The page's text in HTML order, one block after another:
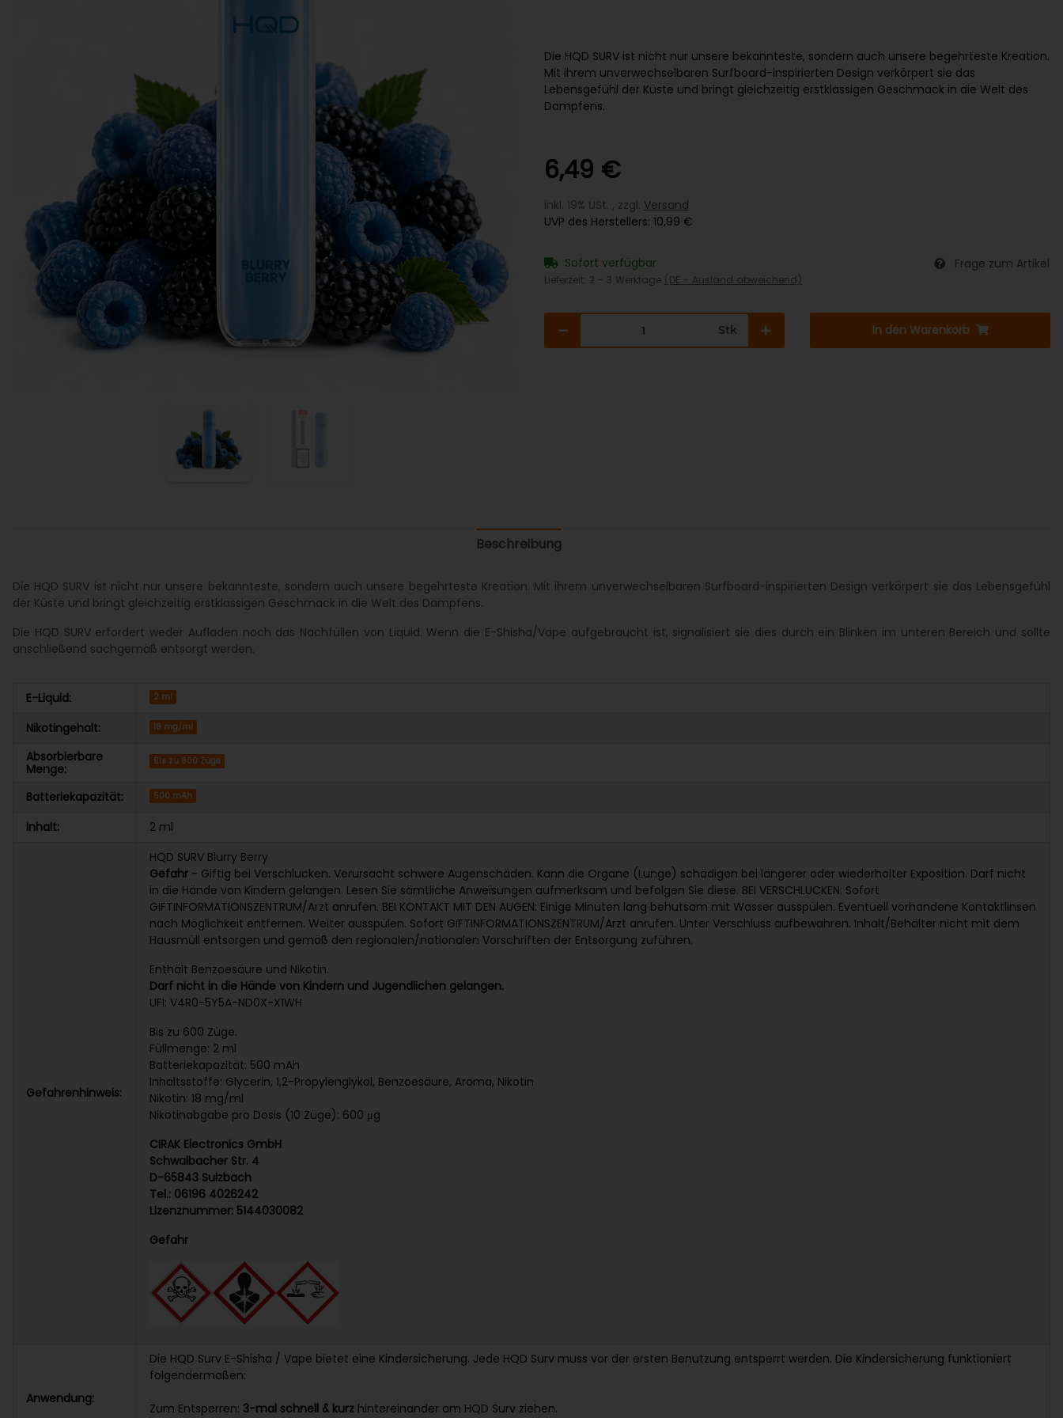
Die HQD SURV ist nicht nur unsere bekannteste, sondern auch unsere begehrteste Kreation.
Mit ihrem unverwechselbaren Surfboard-inspirierten Design verkörpert sie das
Lebensgefühl der Küste und bringt gleichzeitig erstklassigen Geschmack in die Welt des
Dampfens.
6,49 €
inkl. 19% USt. , zzgl. Versand
UVP des Herstellers: 10,99 €
Sofort verfügbar
Lieferzeit: 2 - 3 Werktage (DE - Ausland abweichend)
Frage zum Artikel
Stk In den Warenkorb
Beschreibung
Die HQD SURV ist nicht nur unsere bekannteste, sondern auch unsere begehrteste Kreation. Mit ihrem unverwechselbaren Surfboard-inspirierten Design verkörpert sie das Lebensgefühl
der Küste und bringt gleichzeitig erstklassigen Geschmack in die Welt des Dampfens.
Die HQD SURV erfordert weder Aufladen noch das Nachfüllen von Liquid. Wenn die E-Shisha/Vape aufgebraucht ist, signalisiert sie dies durch ein Blinken im unteren Bereich und sollte
anschließend sachgemäß entsorgt werden.
E-Liquid: 2 ml
Nikotingehalt: 18 mg/ml
Absorbierbare
Menge:
Bis zu 600 Züge
Batteriekapazität: 500 mAh
Inhalt: 2 ml
Gefahrenhinweis:
HQD SURV Blurry Berry
Gefahr - Giftig bei Verschlucken. Verursacht schwere Augenschäden. Kann die Organe (Lunge) schädigen bei längerer oder wiederholter Exposition. Darf nicht
in die Hände von Kindern gelangen. Lesen Sie sämtliche Anweisungen aufmerksam und befolgen Sie diese. BEI VERSCHLUCKEN: Sofort
GIFTINFORMATIONSZENTRUM/Arzt anrufen. BEI KONTAKT MIT DEN AUGEN: Einige Minuten lang behutsam mit Wasser ausspülen. Eventuell vorhandene Kontaktlinsen
nach Möglichkeit entfernen. Weiter ausspülen. Sofort GIFTINFORMATIONSZENTRUM/Arzt anrufen. Unter Verschluss aufbewahren. Inhalt/Behälter nicht mit dem
Hausmüll entsorgen und gemäß den regionalen/nationalen Vorschriften der Entsorgung zuführen.
Enthält Benzoesäure und Nikotin.
Darf nicht in die Hände von Kindern und Jugendlichen gelangen.
UFI: V4R0-5Y5A-ND0X-X1WH
Bis zu 600 Züge.
Füllmenge: 2 ml
Batteriekapazität: 500 mAh
Inhaltsstoffe: Glycerin, 1,2-Propylenglykol, Benzoesäure, Aroma, Nikotin
Nikotin: 18 mg/ml
Nikotinabgabe pro Dosis (10 Züge): 600 μg
CIRAK Electronics GmbH
Schwalbacher Str. 4
D-65843 Sulzbach
Tel.: 06196 4026242
Lizenznummer: 5144030082
Gefahr
Anwendung:
Die HQD Surv E-Shisha / Vape bietet eine Kindersicherung. Jede HQD Surv muss vor der ersten Benutzung entsperrt werden. Die Kindersicherung funktioniert
folgendermaßen:
Zum Entsperren: 3-mal schnell & kurz hintereinander am HQD Surv ziehen.